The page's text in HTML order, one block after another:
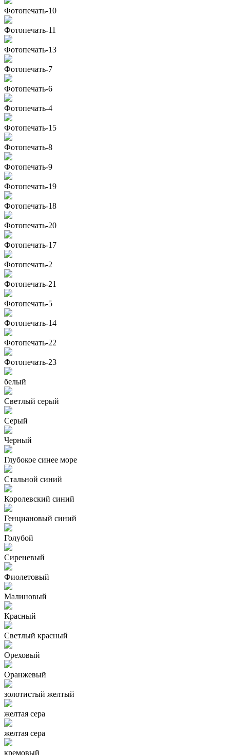
Фотопечать-10
Фотопечать-11
Фотопечать-13
Фотопечать-7
Фотопечать-6
Фотопечать-4
Фотопечать-15
Фотопечать-8
Фотопечать-9
Фотопечать-19
Фотопечать-18
Фотопечать-20
Фотопечать-17
Фотопечать-2
Фотопечать-21
Фотопечать-5
Фотопечать-14
Фотопечать-22
Фотопечать-23
белый
Светлый серый
Серый
Черный
Глубокое синее море
Стальной синий
Королевский синий
Генциановый синий
Голубой
Сиреневый
Фиолетовый
Малиновый
Красный
Светлый красный
Ореховый
Оранжевый
золотистый желтый
желтая сера
желтая сера
кремовый